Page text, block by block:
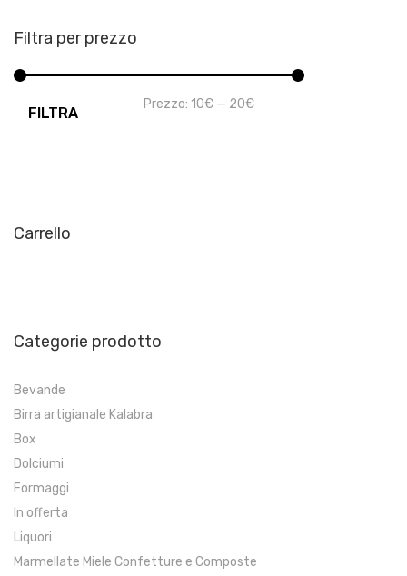
Filtra per prezzo
Prezzo
Prezzo
FILTRA
Prezzo: 10€— 20€
Carrello
Categorie prodotto
Bevande
Birra artigianale Kalabra
Box
Dolciumi
Formaggi
In offerta
Liquori
Marmellate Miele Confetture e Composte